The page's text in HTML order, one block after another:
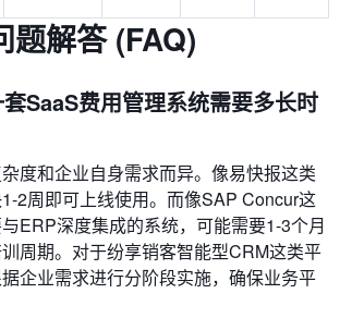
题解答 (FAQ)
SaaS费用管理系统需要多长时
度和企业自身需求而异。像易快报这类
2周即可上线使用。而像SAP Concur这
ERP深度集成的系统，可能需要1-3个月
周期。对于纷享销客智能型CRM这类平
企业需求进行分阶段实施，确保业务平